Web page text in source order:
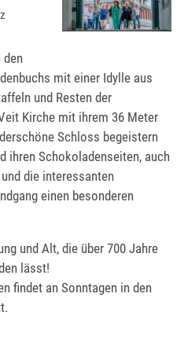
den
mit einer Idylle aus
und Resten der
Kirche mit ihrem 36 Meter
Schloss begeistern
ihren Schokoladenseiten, auch
die interessanten
einen besonderen
und Alt, die über 700 Jahre
lässt!
findet an Sonntagen in den